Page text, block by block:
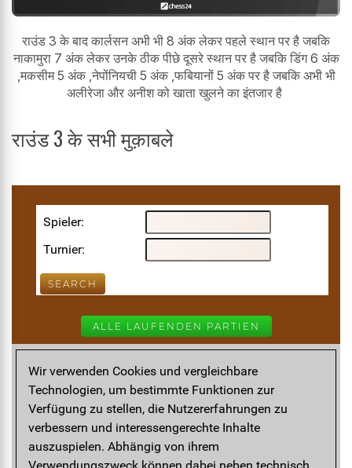
राउंड 3 के बाद कार्लसन अभी भी 8 अंक लेकर पहले स्थान पर है जबकि
नाकामुरा 7 अंक लेकर उनके ठीक पीछे दूसरे स्थान पर है जबकि डिंग 6 अंक
,मकसीम 5 अंक ,नेपोंनियची 5 अंक ,फबियानों 5 अंक पर है जबकि अभी भी
अलीरेजा और अनीश को खाता खुलने का इंतजार है
राउंड 3 के सभी मुक़ाबले